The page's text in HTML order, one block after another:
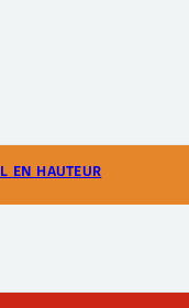
EN HAUTEUR